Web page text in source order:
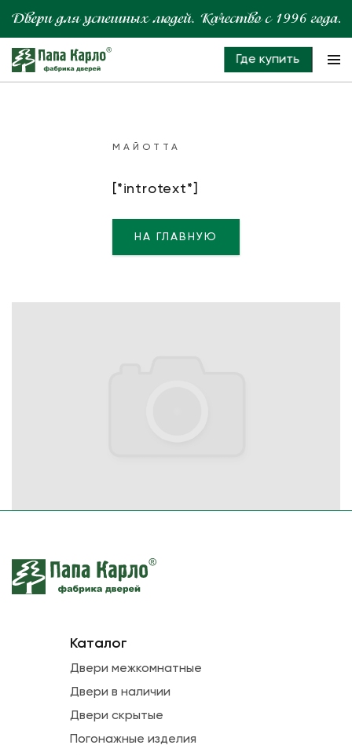
Где купить
МАЙОТТА
[*introtext*]
НА ГЛАВНУЮ
Каталог
Двери межкомнатные
Двери в наличии
Двери скрытые
Погонажные изделия